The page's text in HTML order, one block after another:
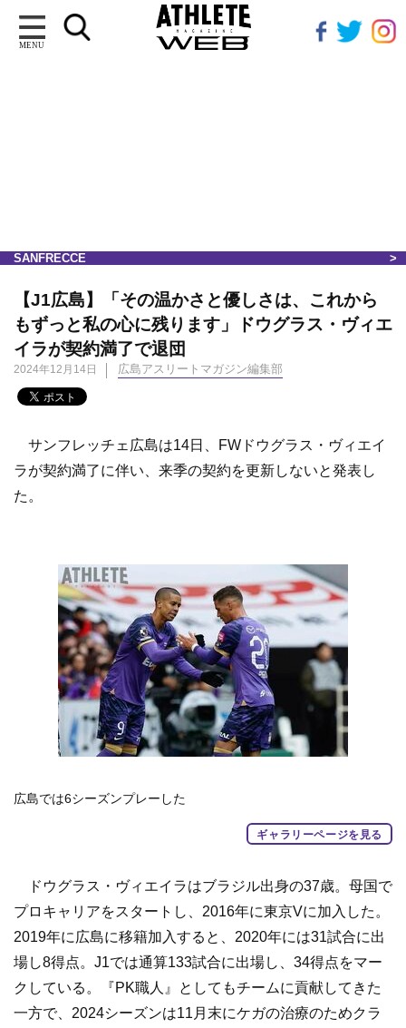
MENU
SANFRECCE
【J1広島】「その温かさと優しさは、これから
もずっと私の心に残ります」ドウグラス・ヴィエ
イラが契約満了で退団
2024年12月14日 広島アスリートマガジン編集部
サンフレッチェ広島は14日、FWドウグラス・ヴィエイ
ラが契約満了に伴い、来季の契約を更新しないと発表し
た。
広島では6シーズンプレーした
ギャラリーページを見る
ドウグラス・ヴィエイラはブラジル出身の37歳。母国で
プロキャリアをスタートし、2016年に東京Vに加入した。
2019年に広島に移籍加入すると、2020年には31試合に出
場し8得点。J1では通算133試合に出場し、34得点をマー
クしている。『PK職人』としてもチームに貢献してきた
一方で、2024シーズンは11月末にケガの治療のためクラ